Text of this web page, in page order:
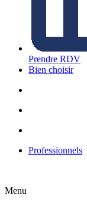
Prendre RDV
Bien choisir
Professionnels
Menu